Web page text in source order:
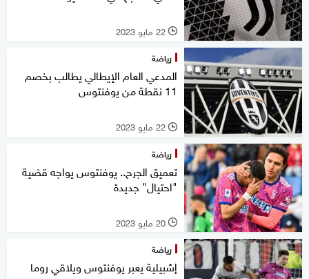
l 22 مايو 2023
رياضة
المدعي العام الإيطالي يطالب بخصم
11 نقطة من يوفنتوس
l 22 مايو 2023
رياضة
تعميق الجرح.. يوفنتوس يواجه قضية
"احتيال" جديدة
l 20 مايو 2023
رياضة
إشبيلية يعبر يوفنتوس ويلاقي روما